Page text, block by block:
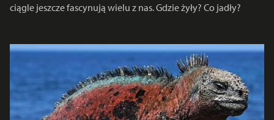
ciągle jeszcze fascynują wielu z nas. Gdzie żyły? Co jadły?